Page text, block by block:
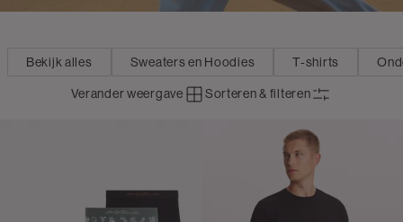
Bekijk alles Sweaters en Hoodies T-shirts
Verander weergave Sorteren & filteren